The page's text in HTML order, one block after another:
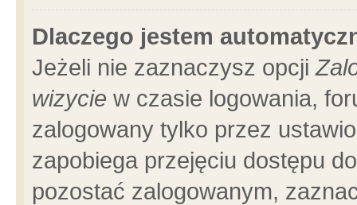
Dlaczego jestem
Jeżeli nie zaznaczysz opcji
wizycie w czasie logowania,
zalogowany tylko przez
zapobiega przejęciu dostępu
pozostać zalogowanym,